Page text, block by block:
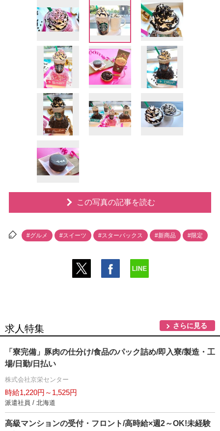
この写真の記事を読む
#グルメ #スイーツ #スターバックス #新商品 #限定
求人特集 さらに見る
「寮完備」豚肉の仕分け/食品のパック詰め/即入寮/製造・工
場/日勤/日払い
株式会社京栄センター
時給1,220円～1,525円
派遣社員 / 北海道
高級マンションの受付・フロント/高時給×週2～OK!未経験